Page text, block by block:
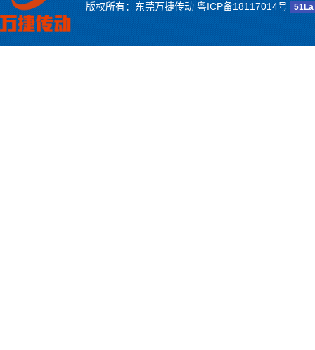
版权所有：东莞万捷传动 粤ICP备18117014号 51La